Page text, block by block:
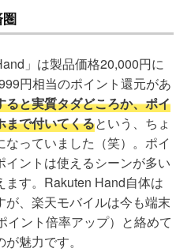
」は製品価格20,000円に
円相当のポイント還元があ
ると実質タダどころか、ポイ
まで付いてくるという、ちょ
っていました（笑）。ポイ
イントは使えるシーンが多い
す。Rakuten Hand自体は
、楽天モバイルは今も端末
イント倍率アップ）と絡めて
魅力です。